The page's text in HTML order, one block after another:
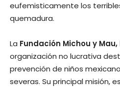
eufemisticamente los
quemadura.
La Fundación Michou y Mau,
organización no lucrativa
prevención de niños
severas. Su principal misión,